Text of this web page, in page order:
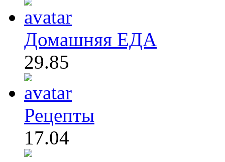
Домашняя ЕДА
29.85
Рецепты
17.04